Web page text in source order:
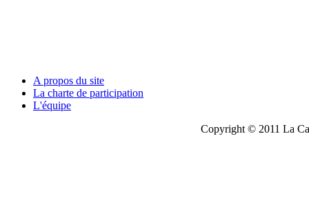
A propos du site
La charte de participation
L'équipe
Copyright © 2011 La